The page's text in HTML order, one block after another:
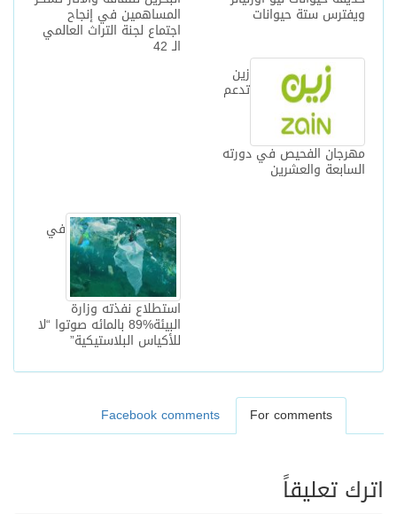
المساهمين في إنجاح
اجتماع لجنة التراث العالمي
الـ 42‎
ويفترس ستة حيوانات
زين
تدعم
مهرجان الفحيص في دورته
السابعة والعشرين
في
استطلاع نفذته وزارة
البيئة%89 بالمائه صوتوا “لا
للأكياس البلاستيكية”
For comments
Facebook comments
اترك تعليقاً